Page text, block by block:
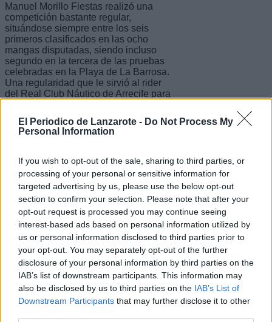
El Periodico de Lanzarote - Do Not Process My
Personal Information
If you wish to opt-out of the sale, sharing to third parties, or
processing of your personal or sensitive information for
targeted advertising by us, please use the below opt-out
section to confirm your selection. Please note that after your
opt-out request is processed you may continue seeing
interest-based ads based on personal information utilized by
us or personal information disclosed to third parties prior to
your opt-out. You may separately opt-out of the further
disclosure of your personal information by third parties on the
IAB’s list of downstream participants. This information may
also be disclosed by us to third parties on the IAB’s List of
Downstream Participants that may further disclose it to other
Manuel Morillo Fiestas realizó una
competición bastante regular,
situándose siempre entre los seis
primeros clasificados en las ocho
mangas disputadas, siendo incluso
segundo en la tercera de las pruebas
celebradas en la Playa de La Barrosa.
Una regularidad que le sirvió al rider
del Real Club Náutico de Arrecife para
clasificación general, y proclamarse
campeón de España de Freestyle
Júnior.
El presidente del Real Club Náutico de
Arrecife, Julio Romero, y la Junta
Directiva desea felicitar a Manuel
Morillo Fiestas por el éxito alcanzado
en la Spain Wingfoil League –
Campeonato de España, conquistando
el título nacional de la modalidad
Freestyle Júnior, y demostrando su
buen hacer ante los riders más
destacados de nuestro país.